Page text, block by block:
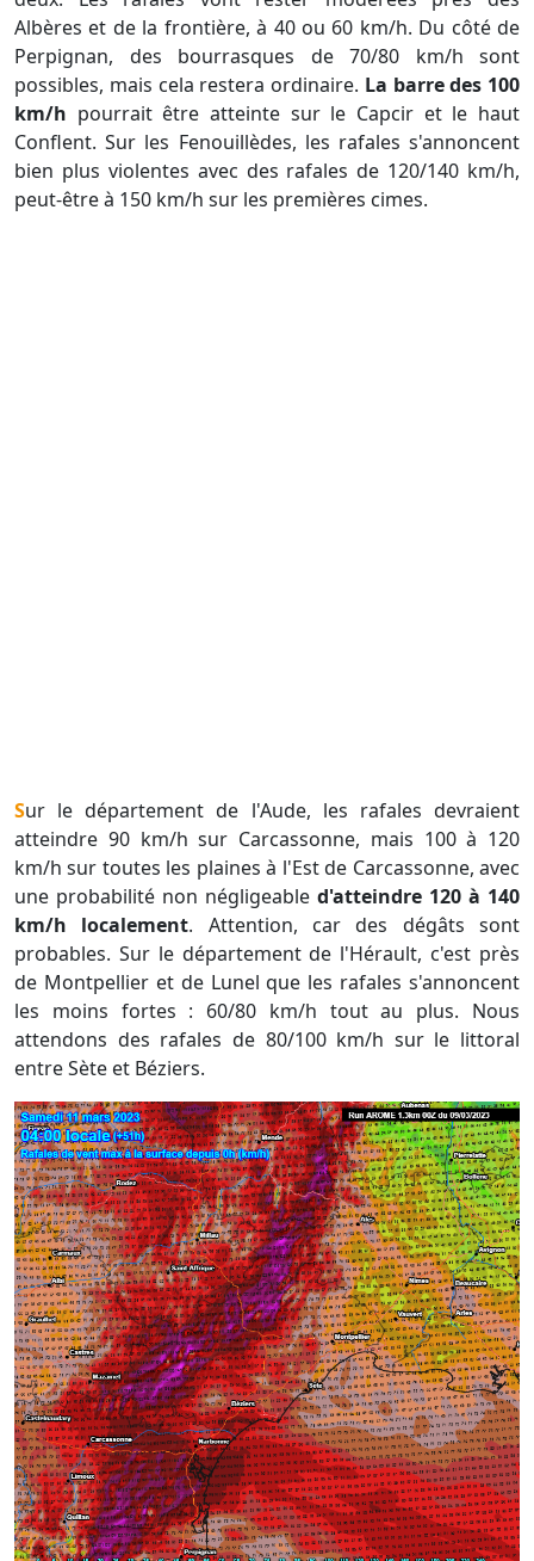
Albères et de la frontière, à 40 ou 60 km/h. Du côté de
Perpignan, des bourrasques de 70/80 km/h sont
possibles, mais cela restera ordinaire. La barre des 100
km/h pourrait être atteinte sur le Capcir et le haut
Conflent. Sur les Fenouillèdes, les rafales s'annoncent
bien plus violentes avec des rafales de 120/140 km/h,
peut-être à 150 km/h sur les premières cimes.
Sur le département de l'Aude, les rafales devraient
atteindre 90 km/h sur Carcassonne, mais 100 à 120
km/h sur toutes les plaines à l'Est de Carcassonne, avec
une probabilité non négligeable d'atteindre 120 à 140
km/h localement. Attention, car des dégâts sont
probables. Sur le département de l'Hérault, c'est près
de Montpellier et de Lunel que les rafales s'annoncent
les moins fortes : 60/80 km/h tout au plus. Nous
attendons des rafales de 80/100 km/h sur le littoral
entre Sète et Béziers.